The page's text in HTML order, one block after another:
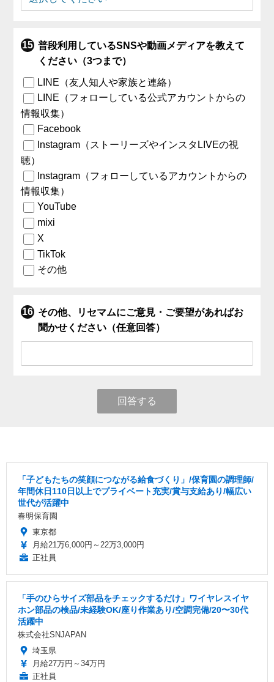
普段利用しているSNSや動画メディアを教えて
ください（3つまで）
LINE（友人知人や家族と連絡）
LINE（フォローしている公式アカウントからの
情報収集）
Facebook
Instagram（ストーリーズやインスタLIVEの視
聴）
Instagram（フォローしているアカウントからの
情報収集）
YouTube
mixi
X
TikTok
その他
その他、リセマムにご意見・ご要望があればお
聞かせください（任意回答）
回答する
「子どもたちの笑顔につながる給食づくり」/保育園の調理師/
年間休日110日以上でプライベート充実/賞与支給あり/幅広い
世代が活躍中
春明保育園
東京都
月給21万6,000円～22万3,000円
正社員
「手のひらサイズ部品をチェックするだけ」ワイヤレスイヤ
ホン部品の検品/未経験OK/座り作業あり/空調完備/20〜30代
活躍中
株式会社SNJAPAN
埼玉県
月給27万円～34万円
正社員